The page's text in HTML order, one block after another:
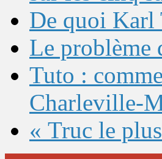
De quoi Karl
Le problème
Tuto :
Charleville-
« Truc le